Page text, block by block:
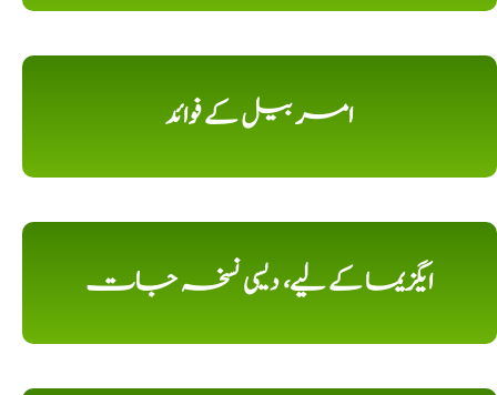
امر بیل کے فوائد
ایگزیما کے لیے، دیسی نسخہ جات